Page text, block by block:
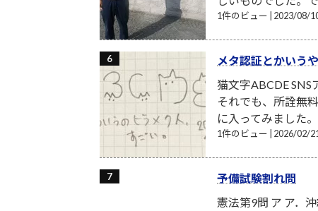
1件のビュー 2023/08/
メタ認証とかいう
猫文字ABCDE
それでも、所詮無
に入ってみました
1件のビュー 2026/02/
予備試験割れ問
憲法第9問 ア ア．